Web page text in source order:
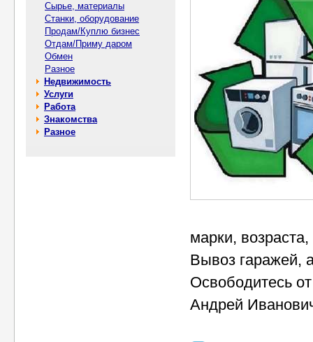
Сырье, материалы
Станки, оборудование
Продам/Куплю бизнес
Отдам/Приму даром
Обмен
Разное
Недвижимость
Услуги
Работа
Знакомства
Разное
марки,
Вывоз гаражей,
Освободитесь
Андрей